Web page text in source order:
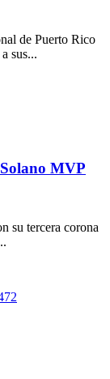
de Puerto Rico
sus...
MVP
su tercera corona